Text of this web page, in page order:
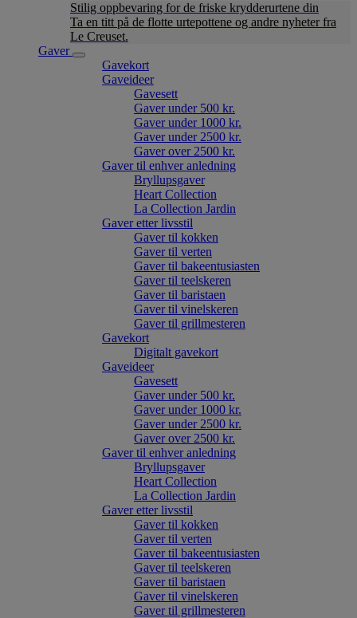
Stilig oppbevaring for de friske krydderurtene din
Ta en titt på de flotte urtepottene og andre nyheter fra
Le Creuset.
Gaver
Gavekort
Gaveideer
Gavesett
Gaver under 500 kr.
Gaver under 1000 kr.
Gaver under 2500 kr.
Gaver over 2500 kr.
Gaver til enhver anledning
Bryllupsgaver
Heart Collection
La Collection Jardin
Gaver etter livsstil
Gaver til kokken
Gaver til verten
Gaver til bakeentusiasten
Gaver til teelskeren
Gaver til baristaen
Gaver til vinelskeren
Gaver til grillmesteren
Gavekort
Digitalt gavekort
Gaveideer
Gavesett
Gaver under 500 kr.
Gaver under 1000 kr.
Gaver under 2500 kr.
Gaver over 2500 kr.
Gaver til enhver anledning
Bryllupsgaver
Heart Collection
La Collection Jardin
Gaver etter livsstil
Gaver til kokken
Gaver til verten
Gaver til bakeentusiasten
Gaver til teelskeren
Gaver til baristaen
Gaver til vinelskeren
Gaver til grillmesteren